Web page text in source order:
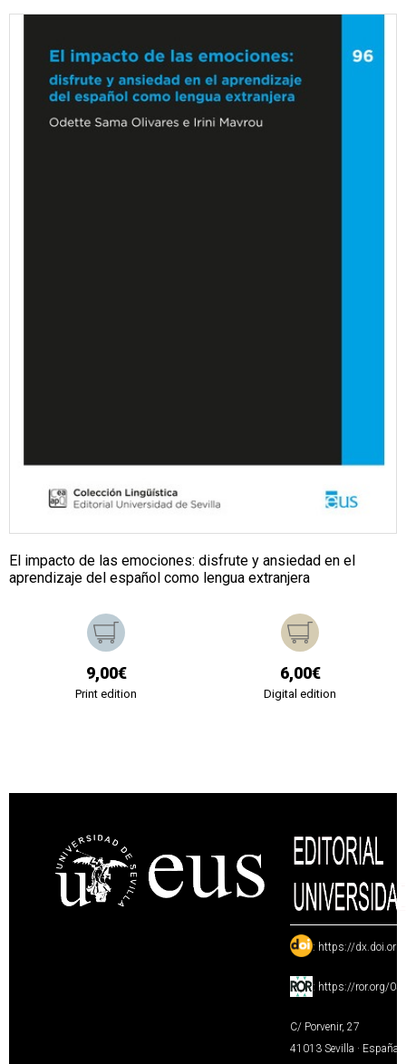
El impacto de las emociones: disfrute y ansiedad en el
aprendizaje del español como lengua extranjera
9,00€
Print edition
6,00€
Digital edition
: https://
: https://ror.org/
C/ Porvenir, 27
41013 Sevilla · España